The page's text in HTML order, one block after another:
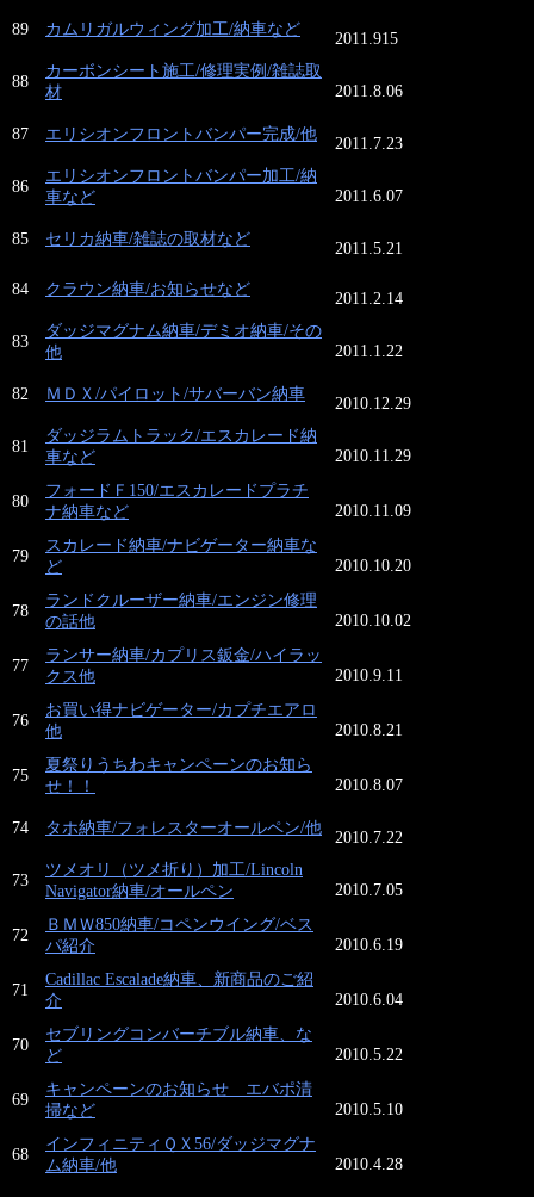
89 カムリガルウィング加工/納車など
2011.915
88
カーボンシート施工/修理実例/雑誌取
材
2011.8.06
87 エリシオンフロントバンパー完成/他
2011.7.23
86
エリシオンフロントバンパー加工/納
車など
2011.6.07
85 セリカ納車/雑誌の取材など
2011.5.21
84 クラウン納車/お知らせなど
2011.2.14
83
ダッジマグナム納車/デミオ納車/その
他
2011.1.22
82 ＭＤＸ/パイロット/サバーバン納車
2010.12.29
81
ダッジラムトラック/エスカレード納
車など
2010.11.29
80
フォードＦ150/エスカレードプラチ
ナ納車など
2010.11.09
79
スカレード納車/ナビゲーター納車な
ど
2010.10.20
78
ランドクルーザー納車/エンジン修理
の話他
2010.10.02
77
ランサー納車/カプリス鈑金/ハイラッ
クス他
2010.9.11
76
お買い得ナビゲーター/カプチエアロ
他
2010.8.21
75
夏祭りうちわキャンペーンのお知ら
せ！！
2010.8.07
74 タホ納車/フォレスターオールペン/他
2010.7.22
73
ツメオリ（ツメ折り）加工/Lincoln
Navigator納車/オールペン
2010.7.05
72
ＢＭＷ850納車/コペンウイング/ベス
パ紹介
2010.6.19
71
Cadillac Escalade納車、新商品のご紹
介
2010.6.04
70
セブリングコンバーチブル納車、な
ど
2010.5.22
69
キャンペーンのお知らせ エバポ清
掃など
2010.5.10
68
インフィニティＱＸ56/ダッジマグナ
ム納車/他
2010.4.28